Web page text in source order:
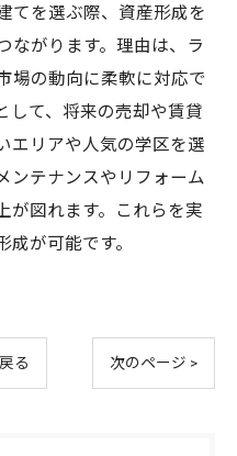
てを選ぶ際、資産形成を
ながります。理由は、ラ
場の動向に柔軟に対応で
して、将来の売却や賃貸
エリアや人気の学区を選
ンテナンスやリフォーム
が図れます。これらを実
が可能です。
る 次のページ >